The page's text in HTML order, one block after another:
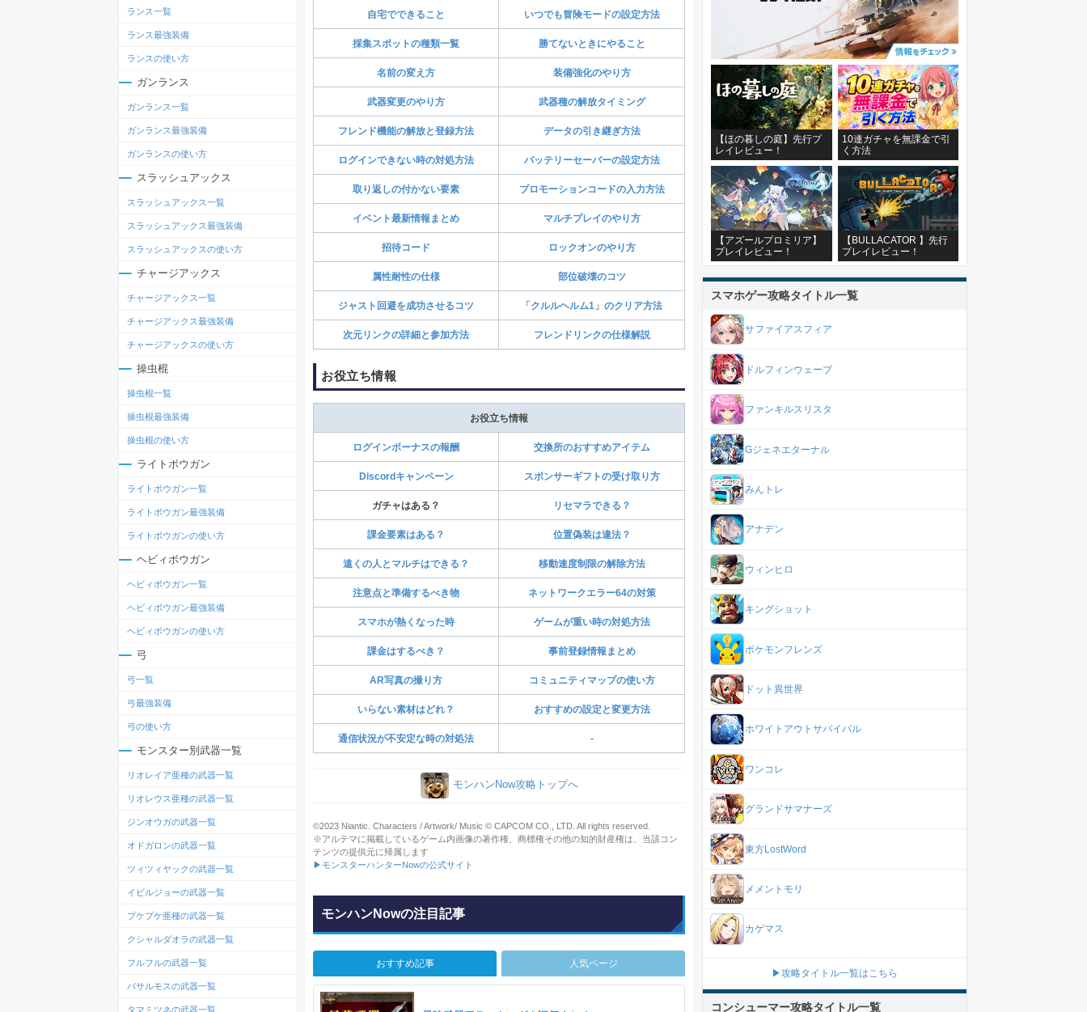
自宅でできること いつでも冒険モードの設定方法
採集スポットの種類一覧 勝てないときにやること
名前の変え方 装備強化のやり方
武器変更のやり方 武器種の解放タイミング
フレンド機能の解放と登録方法 データの引き継ぎ方法
ログインできない時の対処方法 バッテリーセーバーの設定方法
取り返しの付かない要素 プロモーションコードの入力方法
イベント最新情報まとめ マルチプレイのやり方
招待コード ロックオンのやり方
属性耐性の仕様 部位破壊のコツ
ジャスト回避を成功させるコツ 「クルルヘルム1」のクリア方法
次元リンクの詳細と参加方法 フレンドリンクの仕様解説
お役立ち情報
お役立ち情報
ログインボーナスの報酬 交換所のおすすめアイテム
Discordキャンペーン スポンサーギフトの受け取り方
ガチャはある？ リセマラできる？
課金要素はある？ 位置偽装は違法？
遠くの人とマルチはできる？ 移動速度制限の解除方法
注意点と準備するべき物 ネットワークエラー64の対策
スマホが熱くなった時 ゲームが重い時の対処方法
課金はするべき？ 事前登録情報まとめ
AR写真の撮り方 コミュニティマップの使い方
いらない素材はどれ？ おすすめの設定と変更方法
通信状況が不安定な時の対処法 -
モンハンNow攻略トップへ
©2023 Niantic. Characters / Artwork/ Music © CAPCOM CO., LTD. All rights reserved.
※アルテマに掲載しているゲーム内画像の著作権、商標権その他の知的財産権は、当該コン
テンツの提供元に帰属します
▶モンスターハンターNowの公式サイト
モンハンNowの注目記事
おすすめ記事 人気ページ
ランス一覧
ランス最強装備
ランスの使い方
ガンランス
ガンランス一覧
ガンランス最強装備
ガンランスの使い方
スラッシュアックス
スラッシュアックス一覧
スラッシュアックス最強装備
スラッシュアックスの使い方
チャージアックス
チャージアックス一覧
チャージアックス最強装備
チャージアックスの使い方
操虫棍
操虫棍一覧
操虫棍最強装備
操虫棍の使い方
ライトボウガン
ライトボウガン一覧
ライトボウガン最強装備
ライトボウガンの使い方
ヘビィボウガン
ヘビィボウガン一覧
ヘビィボウガン最強装備
ヘビィボウガンの使い方
弓
弓一覧
弓最強装備
弓の使い方
モンスター別武器一覧
リオレイア亜種の武器一覧
リオレウス亜種の武器一覧
ジンオウガの武器一覧
オドガロンの武器一覧
ツィツィヤックの武器一覧
イビルジョーの武器一覧
プケプケ亜種の武器一覧
クシャルダオラの武器一覧
フルフルの武器一覧
バサルモスの武器一覧
タマミツネの武器一覧
【ほの暮しの庭】先行プ
レイレビュー！
10連ガチャを無課金で引
く方法
【アズールプロミリア】
プレイレビュー！
【BULLACATOR 】先行
プレイレビュー！
スマホゲー攻略タイトル一覧
サファイアスフィア
ドルフィンウェーブ
ファンキルスリスタ
Gジェネエターナル
みんトレ
アナデン
ウィンヒロ
キングショット
ポケモンフレンズ
ドット異世界
ホワイトアウトサバイバル
ワンコレ
グランドサマナーズ
東方LostWord
メメントモリ
カゲマス
▶攻略タイトル一覧はこちら
コンシューマー攻略タイトル一覧